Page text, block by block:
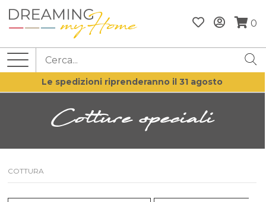
0
Le spedizioni riprenderanno il 31 agosto
Cotture speciali
COTTURA